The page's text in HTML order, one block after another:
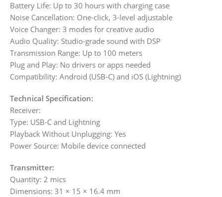
Battery Life: Up to 30 hours with charging case
Noise Cancellation: One-click, 3-level adjustable
Voice Changer: 3 modes for creative audio
Audio Quality: Studio-grade sound with DSP
Transmission Range: Up to 100 meters
Plug and Play: No drivers or apps needed
Compatibility: Android (USB-C) and iOS (Lightning)
Technical Specification:
Receiver:
Type: USB-C and Lightning
Playback Without Unplugging: Yes
Power Source: Mobile device connected
Transmitter:
Quantity: 2 mics
Dimensions: 31 × 15 × 16.4 mm